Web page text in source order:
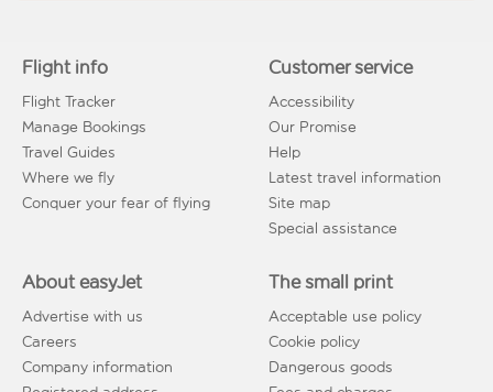
Flight info
Flight Tracker
Manage Bookings
Travel Guides
Where we fly
Conquer your fear of flying
Customer service
Accessibility
Our Promise
Help
Latest travel information
Site map
Special assistance
About easyJet
Advertise with us
Careers
Company information
The small print
Acceptable use policy
Cookie policy
Dangerous goods